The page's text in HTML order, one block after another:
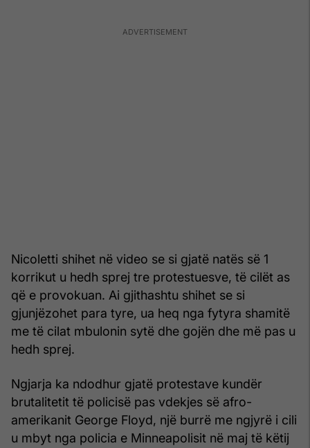
Nicoletti shihet në video se si gjatë natës së 1
korrikut u hedh sprej tre protestuesve, të cilët as
që e provokuan. Ai gjithashtu shihet se si
gjunjëzohet para tyre, ua heq nga fytyra shamitë
me të cilat mbulonin sytë dhe gojën dhe më pas u
hedh sprej.
Ngjarja ka ndodhur gjatë protestave kundër
brutalitetit të policisë pas vdekjes së afro-
amerikanit George Floyd, një burrë me ngjyrë i cili
u mbyt nga policia e Minneapolisit në maj të këtij